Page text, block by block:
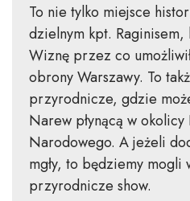
To nie tylko miejsce
dzielnym kpt.
Wiznę przez co
obrony Warszawy. To
przyrodnicze, gdzie
Narew płynącą w
Narodowego. A jeżeli
mgły, to będziemy
przyrodnicze show.